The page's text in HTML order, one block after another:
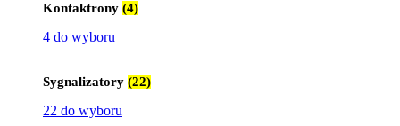
Kontaktrony (4)
4 do wyboru
Sygnalizatory (22)
22 do wyboru